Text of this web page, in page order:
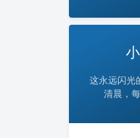
这永远闪光
清晨，